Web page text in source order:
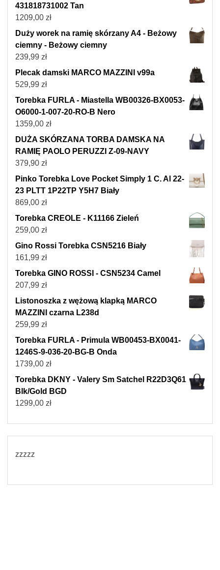
431818731002 Tan
1209,00 zł
Duży worek na ramię skórzany A4 - Beżowy
ciemny - Beżowy ciemny
239,99 zł
Plecak damski MARCO MAZZINI v99a
529,99 zł
Torebka FURLA - Miastella WB00326-BX0053-
O6000-1-007-20-RO-B Nero
1359,00 zł
DUŻA SKÓRZANA TORBA DAMSKA NA
RAMIĘ PAOLO PERUZZI Z-09-NAVY
379,90 zł
Pinko Torebka Love Pocket Simply 1 C. Al 22-
23 PLTT 1P22TP Y5H7 Biały
869,00 zł
Torebka CREOLE - K11166 Zieleń
259,00 zł
Gino Rossi Torebka CSN5216 Biały
161,99 zł
Torebka GINO ROSSI - CSN5234 Camel
207,99 zł
Listonoszka z wężową klapką MARCO
MAZZINI czarna L238d
259,99 zł
Torebka FURLA - Primula WB00453-BX0041-
1246S-9-036-20-BG-B Onda
1739,00 zł
Torebka DKNY - Valery Sm Satchel R22D3Q61
Blk/Gold BGD
1299,00 zł
zzzzz